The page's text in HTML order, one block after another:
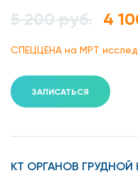
5 200 руб. 4
СПЕЦЦЕНА на МРТ
ЗАПИСАТЬСЯ
КТ ОРГАНОВ ГРУДНОЙ